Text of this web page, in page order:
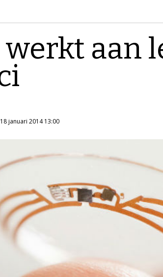
werkt aan
18 januari 2014 13:00